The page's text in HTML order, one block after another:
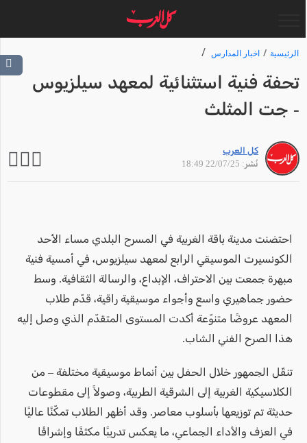
الرئيسية اخبار المدارس
تحفة فنية استثنائية لمعهد سيلزيوس
- جت المثلث
كل العرب
نُشر: 22/07/25 18:49
احتضنت مدينة باقة الغربية في المسرح البلدي مساء الأحد
الكونسيرت الموسيقي الرابع لمعهد سيلزيوس، في أمسية فنية
مبهرة جمعت بين الاحتراف، الإبداع، والرسالة الثقافية. وسط
حضور جماهيري واسع وأجواء موسيقية راقية، قدّم طلاب
المعهد عروضًا متنوّعة أكدت المستوى المتقدّم الذي وصل إليه
هذا الصرح الفني الشاب.
تنقّل الجمهور خلال الحفل بين أنماط موسيقية مختلفة – من
الكلاسيكية الغربية إلى الشرقية الطربية، وصولاً إلى مقطوعات
حديثة تم توزيعها بأسلوب معاصر. وقد أظهر الطلاب تمكّنًا عاليًا
في العزف والأداء الجماعي، ما يعكس تدريبًا مكثفًا وإشرافًا